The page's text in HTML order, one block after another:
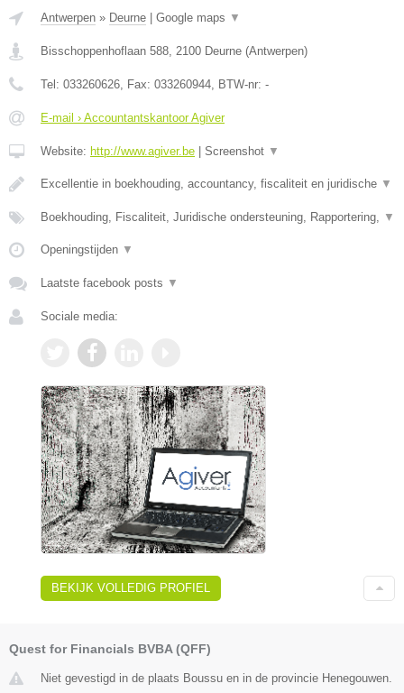
Antwerpen » Deurne Google maps ▼
Bisschoppenhoflaan 588 2100 Deurne (Antwerpen)
Tel: 033260626 , Fax: 033260944 , BTW-nr: -
E-mail › Accountantskantoor Agiver
Website: http://www.agiver.be Screenshot ▼
Excellentie in boekhouding, accountancy, fiscaliteit en juridische ▼
Boekhouding, Fiscaliteit, Juridische ondersteuning, Rapportering, ▼
Openingstijden ▼
Laatste facebook posts ▼
Sociale media:
BEKIJK VOLLEDIG PROFIEL
Quest for Financials BVBA (QFF)
Niet gevestigd in de plaats Boussu en in de provincie Henegouwen.